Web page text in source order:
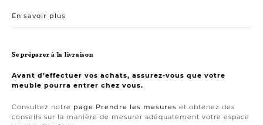
En savoir plus
Se préparer à la livraison
Avant d’effectuer vos achats, assurez-vous que votre
meuble pourra entrer chez vous.
Consultez notre page Prendre les mesures et obtenez des
conseils sur la manière de mesurer adéquatement votre espace